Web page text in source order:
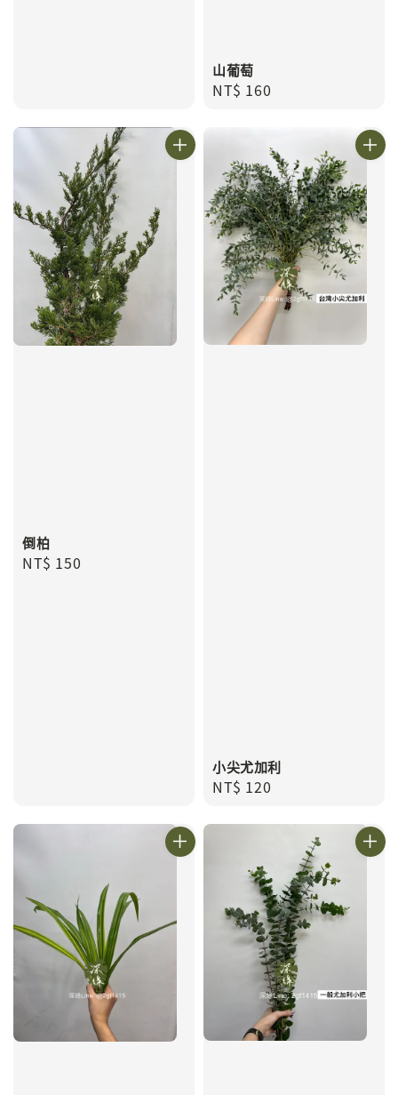
山葡萄
Regular
NT$ 160
倒柏
Regular
NT$ 150
小尖尤加利
Regular
NT$ 120